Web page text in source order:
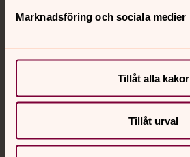
Marknadsföring och sociala medier
Tillåt alla kakor
Tillåt urval
Jourhavande präst
Chatt